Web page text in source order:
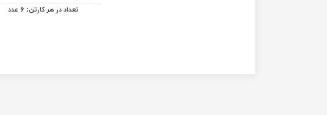
تعداد در هر کارتن:6 عدد